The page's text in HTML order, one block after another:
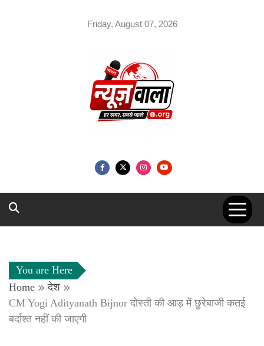
Friday, August 07, 2026
You are Here
Home
देश
CM Yogi Adityanath Bijnor दोस्ती की आड़ में छुरेबाजी कतई
बर्दाश्त नहीं की जाएगी